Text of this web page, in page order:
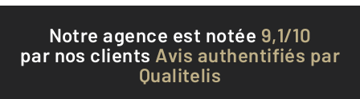
Notre agence est notée 9,1/10
par nos clients Avis authentifiés par
Qualitelis